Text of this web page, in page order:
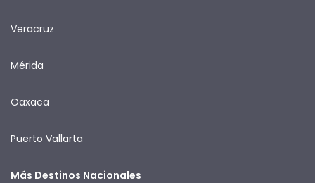
Veracruz
Mérida
Oaxaca
Puerto Vallarta
Más Destinos Nacionales